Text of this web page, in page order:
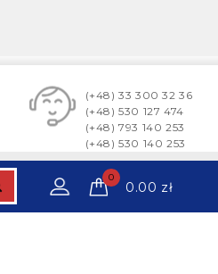
(+48) 33 300 32 36
(+48) 530 127 474
(+48) 793 140 253
(+48) 530 140 253
0
0.00 zł